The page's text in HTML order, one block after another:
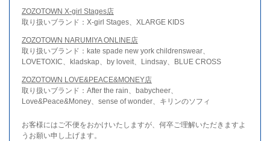
ZOZOTOWN X-girl Stages店
取り扱いブランド：X-girl Stages、XLARGE KIDS
ZOZOTOWN NARUMIYA ONLINE店
取り扱いブランド：kate spade new york childrenswear、
LOVETOXIC、kladskap、by loveit、Lindsay、BLUE CROSS
ZOZOTOWN LOVE&PEACE&MONEY店
取り扱いブランド：After the rain、babycheer、
Love&Peace&Money、sense of wonder、キリンのソフィ
お客様にはご不便をおかけいたしますが、何卒ご理解いただきますよ
うお願い申し上げます。